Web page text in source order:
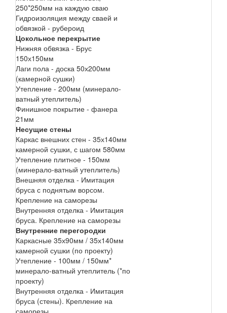
250*250мм на каждую сваю
Гидроизоляция между сваей и
обвязкой - рубероид
Цокольное перекрытие
Нижняя обвязка - Брус
150х150мм
Лаги пола - доска 50х200мм
(камерной сушки)
Утепление - 200мм (минерало-
ватный утеплитель)
Финишное покрытие - фанера
21мм
Несущие стены
Каркас внешних стен - 35х140мм
камерной сушки, с шагом 580мм
Утепление плитное - 150мм
(минерало-ватный утеплитель)
Внешняя отделка - Имитация
бруса с поднятым ворсом.
Крепление на саморезы
Внутренняя отделка - Имитация
бруса. Крепление на саморезы
Внутренние перегородки
Каркасные 35х90мм / 35х140мм
камерной сушки (по проекту)
Утепление - 100мм / 150мм*
минерало-ватный утеплитель (*по
проекту)
Внутренняя отделка - Имитация
бруса (стены). Крепление на
саморезы